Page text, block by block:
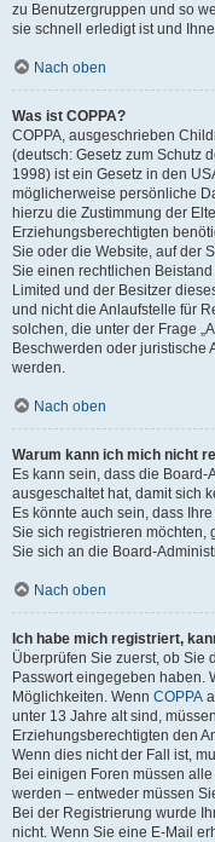
zu Benutzergruppen und so
sie schnell erledigt ist und
Nach oben
Was ist COPPA?
COPPA, ausgeschrieben
(deutsch: Gesetz zum Schutz
1998) ist ein Gesetz in den
möglicherweise persönliche
hierzu die Zustimmung der
Erziehungsberechtigten
Sie oder die Website, auf der
Sie einen rechtlichen
Limited und der Besitzer
und nicht die Anlaufstelle für
solchen, die unter der Frage
Beschwerden oder juristische
werden.
Nach oben
Warum kann ich mich nicht
Es kann sein, dass die
ausgeschaltet hat, damit sich
Es könnte auch sein, dass
Sie sich registrieren möchten,
Sie sich an die Board-
Nach oben
Ich habe mich registriert,
Überprüfen Sie zuerst, ob Sie
Passwort eingegeben haben.
Möglichkeiten. Wenn COPPA
unter 13 Jahre alt sind,
Erziehungsberechtigten den
Wenn dies nicht der Fall ist,
Bei einigen Foren müssen
werden – entweder müssen
Bei der Registrierung wurde
nicht. Wenn Sie eine E-Mail